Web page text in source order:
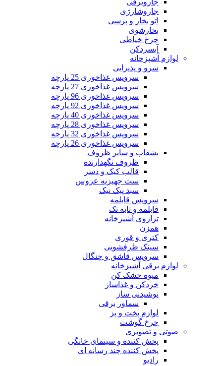
جاروبرقی
جاروشارژی
اتو بخار و پرسی
بخارشوی
چرخ خیاطی
آبسردکن
لوازم آشپزخانه
سرو و پذیرایی
سرویس غذاخوری 25 پارچه
سرویس غذاخوری 27 پارچه
سرویس غذاخوری 96 پارچه
سرویس غذاخوری 92 پارچه
سرویس غذاخوری 40 پارچه
سرویس غذاخوری 28 پارچه
سرویس غذاخوری 32 پارچه
سرویس غذاخوری 26 پارچه
بشقاب و سایر ظروف
ظروف نگهدارنده
قالب کیک و دسر
ست جهیزیه عروس
سبد پیک نیک
سرویس قابلمه
قابلمه و تابه تک
ترازوی آشپزخانه
همزن
کتری و قوری
سینک ظرفشویی
سرویس قاشق و چنگال
لوازم برقی آشپزخانه
میوه خشک کن
خردکن و غذاساز
نوشیدنی ساز
سماور برقی
لوازم پخت و پز
چرخ گوشت
صوتی و تصویری
پخش کننده و سینمای خانگی
پخش کننده چند رسانه ای
رادیو